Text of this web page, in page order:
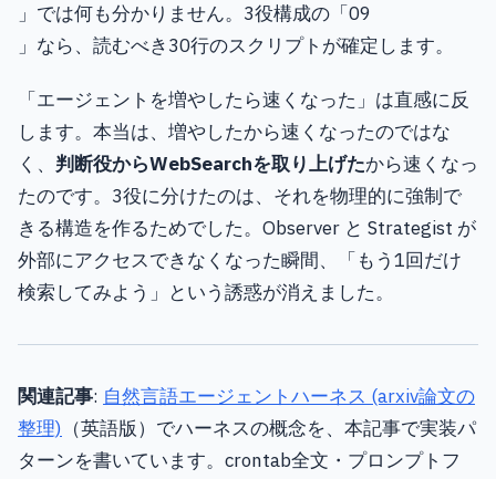
」では何も分かりません。3役構成の「09
」なら、読むべき30行のスクリプトが確定します。
「エージェントを増やしたら速くなった」は直感に反
します。本当は、増やしたから速くなったのではな
く、 判断役からWebSearchを取り上げたから速くなっ
たのです。3役に分けたのは、それを物理的に強制で
きる構造を作るためでした。Observer と Strategist が
外部にアクセスできなくなった瞬間、「もう1回だけ
検索してみよう」という誘惑が消えました。
関連記事: 自然言語エージェントハーネス (arxiv論文の
整理) （英語版）でハーネスの概念を、本記事で実装パ
ターンを書いています。crontab全文・プロンプトフ